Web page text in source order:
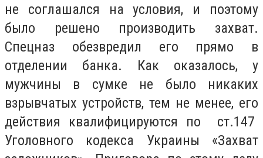
не соглашался на условия, и поэтому
было решено производить захват.
Спецназ обезвредил его прямо в
отделении банка. Как оказалось, у
мужчины в сумке не было никаких
взрывчатых устройств, тем не менее, его
действия квалифицируются по ст.147
Уголовного кодекса Украины «Захват